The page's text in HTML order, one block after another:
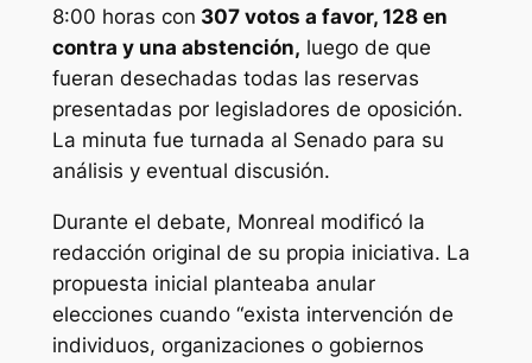
8:00 horas con 307 votos a favor, 128 en
contra y una abstención, luego de que
fueran desechadas todas las reservas
presentadas por legisladores de oposición.
La minuta fue turnada al Senado para su
análisis y eventual discusión.
Durante el debate, Monreal modificó la
redacción original de su propia iniciativa. La
propuesta inicial planteaba anular
elecciones cuando “exista intervención de
individuos, organizaciones o gobiernos